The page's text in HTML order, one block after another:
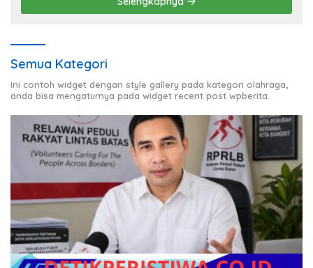
Semua Kategori
Ini contoh widget dengan style gallery pada kategori olahraga,
anda bisa mengaturnya pada widget recent post wpberita.